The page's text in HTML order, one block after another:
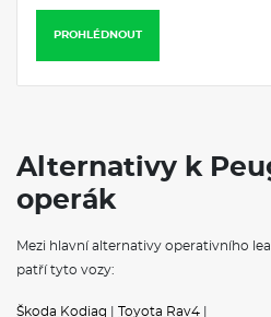
PROHLÉDNOUT
Alternativy k
operák
Mezi hlavní alternativy operativního
patří tyto vozy:
Škoda Kodiaq Toyota Rav4